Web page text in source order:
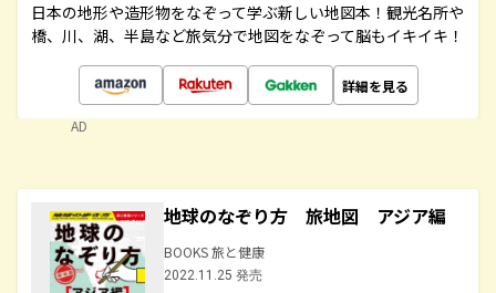
日本の地形や造形物をなぞって学ぶ新しい地図本！観光名所や
橋、川、湖、半島など旅気分で地図をなぞって脳もイキイキ！
詳細を見る
AD
地球のなぞり方 旅地図 アジア編
BOOKS 旅と健康
2022.11.25 発売